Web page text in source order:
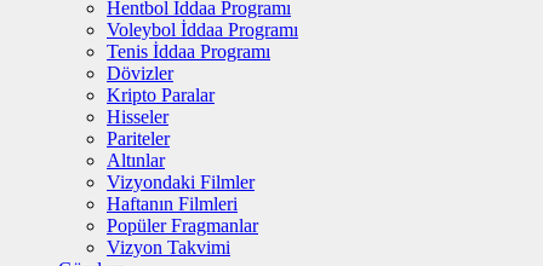
Hentbol İddaa Programı
Voleybol İddaa Programı
Tenis İddaa Programı
Dövizler
Kripto Paralar
Hisseler
Pariteler
Altınlar
Vizyondaki Filmler
Haftanın Filmleri
Popüler Fragmanlar
Vizyon Takvimi